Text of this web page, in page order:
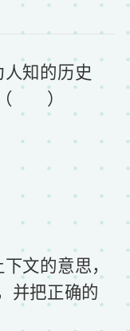
知的历史
（ ）
文的意思，
并把正确的